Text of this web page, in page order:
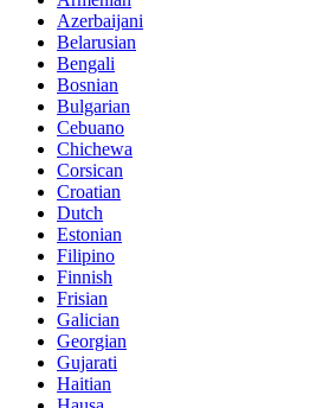
Azerbaijani
Belarusian
Bengali
Bosnian
Bulgarian
Cebuano
Chichewa
Corsican
Croatian
Dutch
Estonian
Filipino
Finnish
Frisian
Galician
Georgian
Gujarati
Haitian